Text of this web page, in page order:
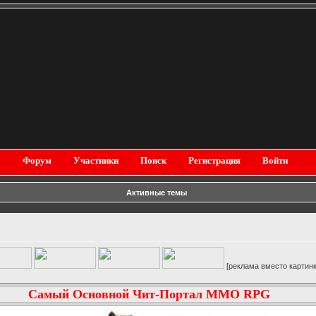
Форум Участники Поиск Регистрация Войти
Активные темы
[реклама вместо картинки]
Самый Основной Чит-Портал MMO RPG